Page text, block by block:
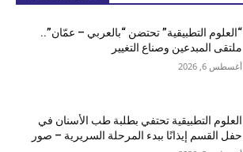
“العلوم التطبيقية” تحتضن “بالعربي – عمّان”..
ملتقى المبدعين وصناع التغيير
أغسطس 6, 2026
العلوم التطبيقية تحتفي بطلبة طب الأسنان في
حفل القسم إيذانًا ببدء المرحلة السريرية – صور